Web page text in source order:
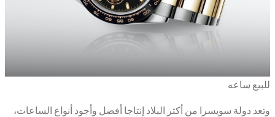
للبيع ساعه
وتعد دولة سويسرا من أكثر البلاد إنتاجا أفضل وأجود أنواع الساعات،